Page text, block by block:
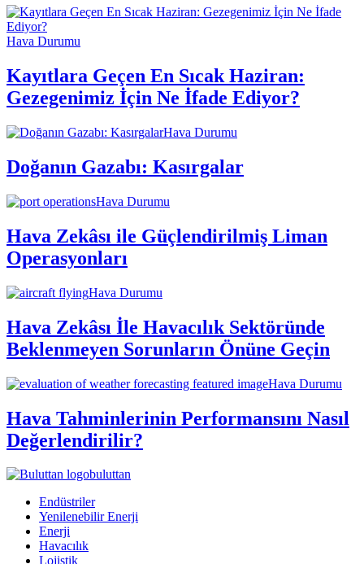
Hava Durumu
Kayıtlara Geçen En Sıcak Haziran:
Gezegenimiz İçin Ne İfade Ediyor?
Hava Durumu
Doğanın Gazabı: Kasırgalar
Hava Durumu
Hava Zekâsı ile Güçlendirilmiş Liman
Operasyonları
Hava Durumu
Hava Zekâsı İle Havacılık Sektöründe
Beklenmeyen Sorunların Önüne Geçin
Hava Durumu
Hava Tahminlerinin Performansını Nasıl
Değerlendirilir?
buluttan
Endüstriler
Yenilenebilir Enerji
Enerji
Havacılık
Lojistik